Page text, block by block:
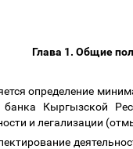
Глава 1. Общие
определение
Кыргызской
и легализации